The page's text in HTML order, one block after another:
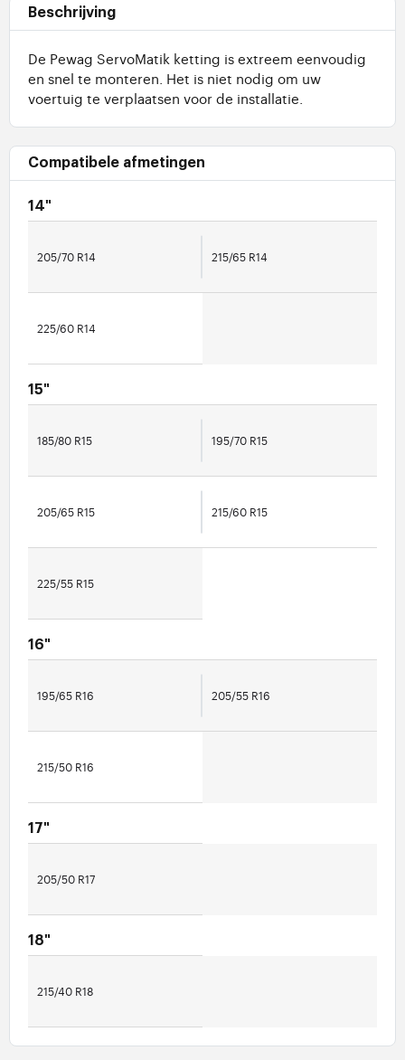
Beschrijving
De Pewag ServoMatik ketting is extreem eenvoudig
en snel te monteren. Het is niet nodig om uw
voertuig te verplaatsen voor de installatie.
Compatibele afmetingen
14"
205/70 R14 215/65 R14
225/60 R14
15"
185/80 R15 195/70 R15
205/65 R15 215/60 R15
225/55 R15
16"
195/65 R16 205/55 R16
215/50 R16
17"
205/50 R17
18"
215/40 R18